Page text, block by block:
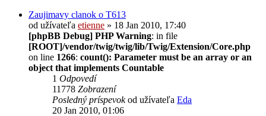
Zaujimavy clanok o T613
od užívateľa etienne » 18 Jan 2010, 17:40
[phpBB Debug] PHP Warning: in file
[ROOT]/vendor/twig/twig/lib/Twig/Extension/Core.php
on line 1266: count(): Parameter must be an array or an
object that implements Countable
1 Odpovedí
11778 Zobrazení
Posledný príspevokod užívateľa Eda
20 Jan 2010, 01:06